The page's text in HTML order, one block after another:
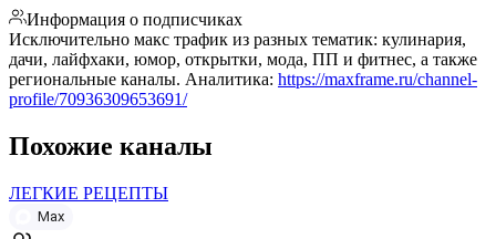
Информация о подписчиках
Исключительно макс трафик из разных тематик: кулинария,
дачи, лайфхаки, юмор, открытки, мода, ПП и фитнес, а также
региональные каналы. Аналитика: https://maxframe.ru/channel-
profile/70936309653691/
Похожие каналы
ЛЕГКИЕ РЕЦЕПТЫ
Max